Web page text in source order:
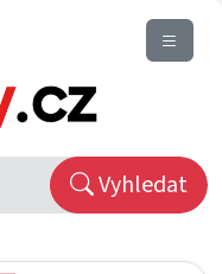
Vyhledat